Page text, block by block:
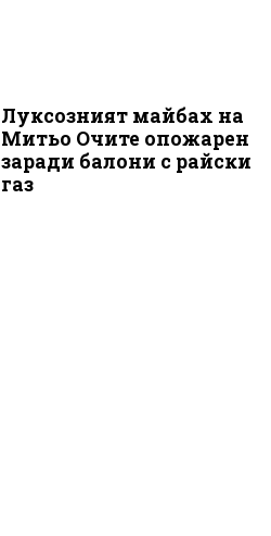
Луксозният майбах на
Митьо Очите опожарен
заради балони с райски
газ